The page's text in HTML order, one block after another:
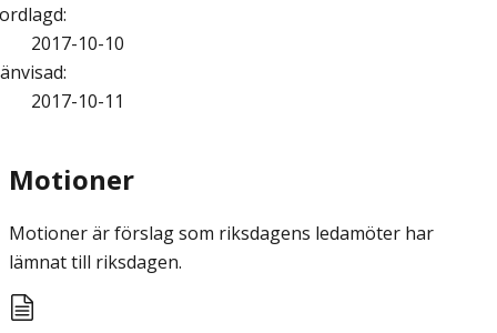
:
2017-10-10
:
2017-10-11
Motioner
Motioner är förslag som riksdagens ledamöter har
lämnat till riksdagen.